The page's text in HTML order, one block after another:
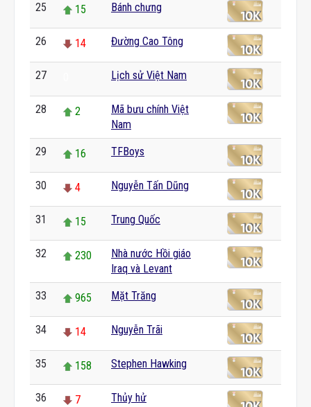
25 15 Bánh chưng
26 14 Đường Cao Tông
27 Lịch sử Việt Nam
28 2
Mã bưu chính Việt
Nam
29 16 TFBoys
30 4 Nguyễn Tấn Dũng
31 15 Trung Quốc
32 230
Nhà nước Hồi giáo
Iraq và Levant
33 965 Mặt Trăng
34 14 Nguyễn Trãi
35 158 Stephen Hawking
36 7 Thủy hử